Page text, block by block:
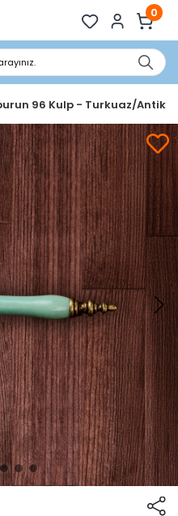
0
96 Kulp - Turkuaz/Antik